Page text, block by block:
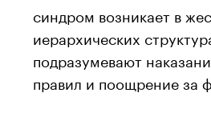
синдром возникает в
иерархических
подразумевают
правил и поощрение за